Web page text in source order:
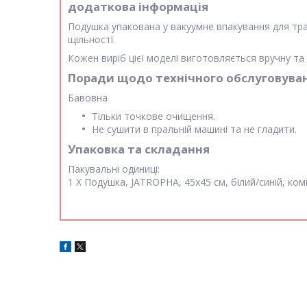
додаткова інформація
Подушка упакована у вакуумне впакування для
щільності.
Кожен виріб цієї моделі виготовляється вручну
Поради щодо технічного
Бавовна
Тільки точкове очищення.
Не сушити в пральній машині та не гладити.
Упаковка та складання
Пакувальні одиниці:
1 X Подушка, JATROPHA, 45x45 см, білий/синій,